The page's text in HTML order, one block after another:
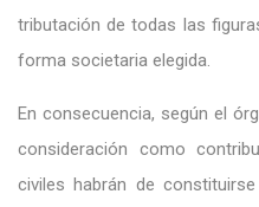
tributación de todas las
forma societaria elegida.
En consecuencia, según el
consideración como
civiles habrán de